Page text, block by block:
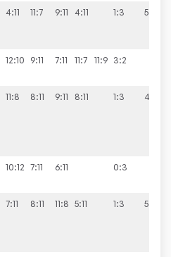
4:11 11:7 9:11 4:11 1:3 5:5
12:10 9:11 7:11 11:7 11:9 3:2
11:8 8:11 9:11 8:11 1:3 4:6
10:12 7:11 6:11 0:3
7:11 8:11 11:8 5:11 1:3 5:5